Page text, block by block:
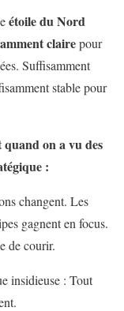
étoile du Nord
clairepour
Suffisamment
stable pour
quand on a vu des
:
changent. Les
gagnent en focus.
de courir.
insidieuse : Tout